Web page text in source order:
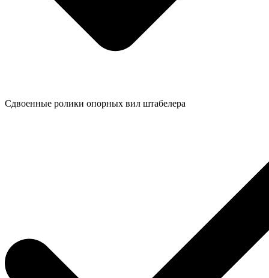
Сдвоенные ролики опорных вил штабелера